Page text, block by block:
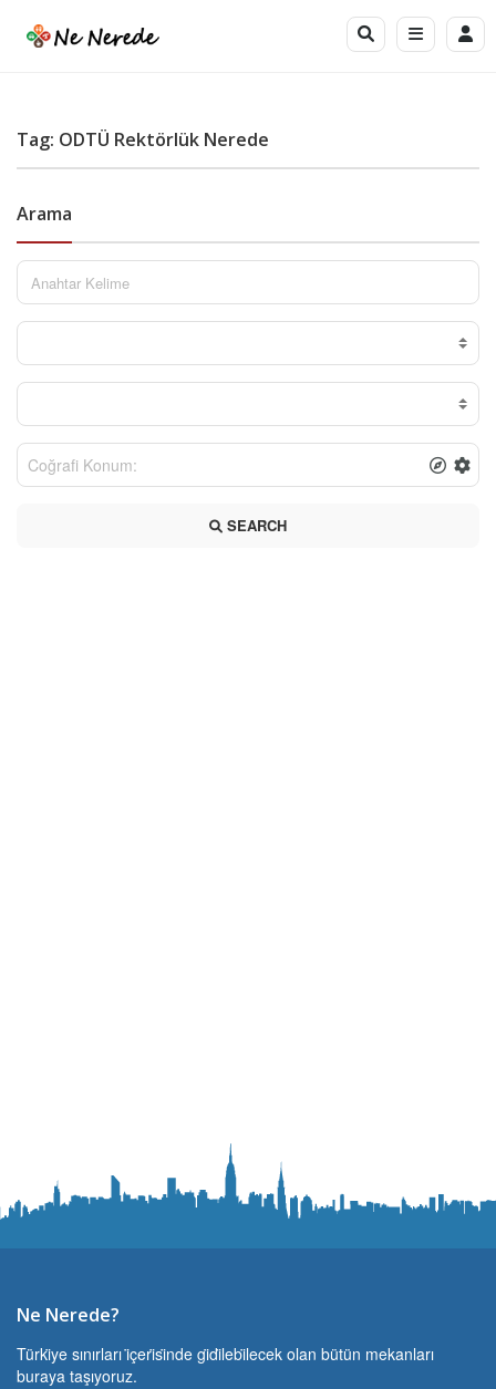
Tag: ODTÜ Rektörlük Nerede
Arama
SEARCH
Ne Nerede?
Türki̇ye sınırları i̇çeri̇si̇nde gi̇di̇lebi̇lecek olan bütün mekanları
buraya taşıyoruz.